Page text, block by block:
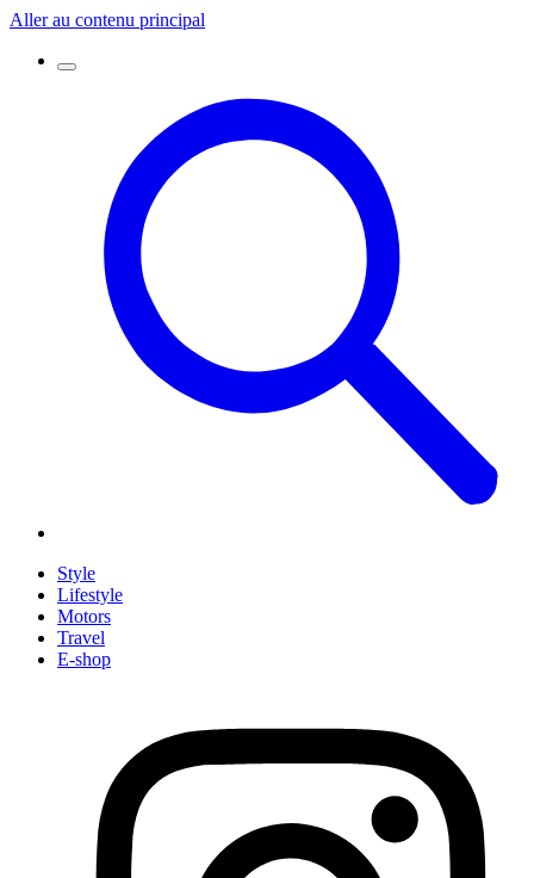
Aller au contenu principal
Style
Lifestyle
Motors
Travel
E-shop